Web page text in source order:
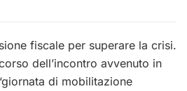
fiscale per superare la crisi.
dell’incontro avvenuto in
di mobilitazione